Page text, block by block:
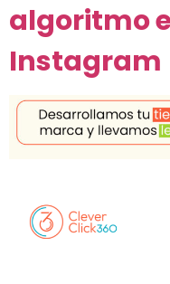
algoritmo
Instagram